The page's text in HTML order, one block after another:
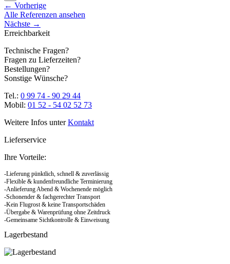
← Vorherige
Alle Referenzen ansehen
Nächste →
Erreichbarkeit
Technische Fragen?
Fragen zu Lieferzeiten?
Bestellungen?
Sonstige Wünsche?
Tel.: 0 99 74 - 90 29 44
Mobil: 01 52 - 54 02 52 73
Weitere Infos unterKontakt
Lieferservice
Ihre Vorteile:
-Lieferung pünktlich, schnell & zuverlässig
-Flexible & kundenfreundliche Terminierung
-Anlieferung Abend & Wochenende möglich
-Schonender & fachgerechter Transport
-Kein Flugrost & keine Transportschäden
-Übergabe & Warenprüfung ohne Zeitdruck
-Gemeinsame Sichtkontrolle & Einweisung
Lagerbestand